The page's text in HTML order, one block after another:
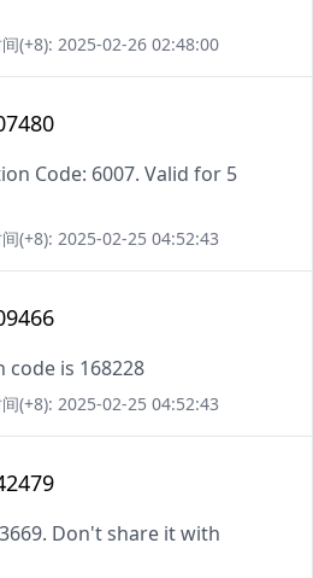
(+8): 2025-02-26 02:48:00
Code: 6007. Valid for 5
(+8): 2025-02-25 04:52:43
is 168228
(+8): 2025-02-25 04:52:43
Don't share it with